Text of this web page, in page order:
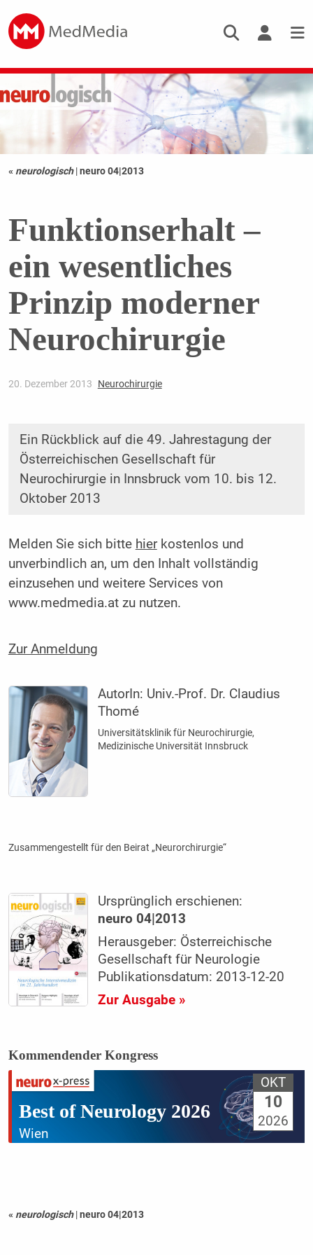
« neurologisch |neuro 04|2013
Funktionserhalt –
ein wesentliches
Prinzip moderner
Neurochirurgie
20. Dezember 2013 Neurochirurgie
Ein Rückblick auf die 49. Jahrestagung der
Österreichischen Gesellschaft für
Neurochirurgie in Innsbruck vom 10. bis 12.
Oktober 2013
Melden Sie sich bitte hierkostenlos und
unverbindlich an, um den Inhalt vollständig
einzusehen und weitere Services von
www.medmedia.at zu nutzen.
Zur Anmeldung
AutorIn: Univ.-Prof. Dr. Claudius
Thomé
Universitätsklinik für Neurochirurgie,
Medizinische Universität Innsbruck
Zusammengestellt für den Beirat „Neurorchirurgie“
Ursprünglich erschienen:
neuro 04|2013
Herausgeber: Österreichische
Gesellschaft für Neurologie
Publikationsdatum: 2013-12-20
Zur Ausgabe »
Kommendender Kongress
Best of Neurology 2026
Wien
OKT
10
2026
« neurologisch |neuro 04|2013